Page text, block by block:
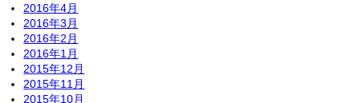
2016年4月
2016年3月
2016年2月
2016年1月
2015年12月
2015年11月
2015年10月